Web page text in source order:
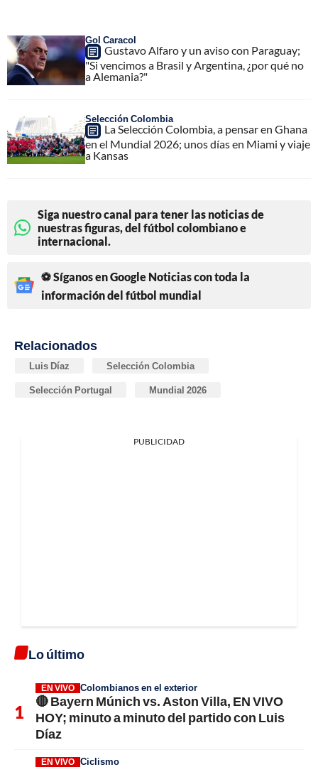
Gol Caracol
Gustavo Alfaro y un aviso con Paraguay;
"Si vencimos a Brasil y Argentina, ¿por qué no
a Alemania?"
Selección Colombia
La Selección Colombia, a pensar en Ghana
en el Mundial 2026; unos días en Miami y viaje
a Kansas
Siga nuestro canal para tener las noticias de
nuestras figuras, del fútbol colombiano e
internacional.
⚽ Síganos en Google Noticias con toda la
información del fútbol mundial
Relacionados
Luis Díaz Selección Colombia
Selección Portugal Mundial 2026
PUBLICIDAD
Lo último
EN VIVO Colombianos en el exterior
🔴 Bayern Múnich vs. Aston Villa, EN VIVO
HOY; minuto a minuto del partido con Luis
Díaz
EN VIVO Ciclismo